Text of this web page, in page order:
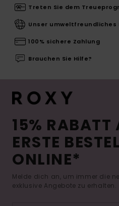
Treten Sie dem
Unser umweltfreundliches
100% sichere Zahlung
Brauchen Sie Hilfe?
15% RABATT
ERSTE
ONLINE*
Melde dich an, um immer die
exklusive Angebote zu erhalten.